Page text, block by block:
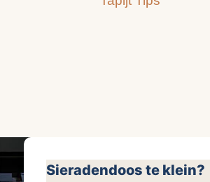
Sieradendoos te klein?